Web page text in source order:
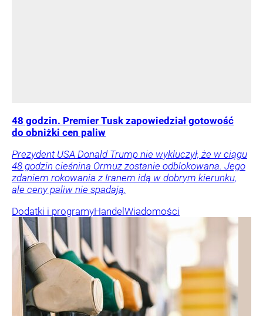
48 godzin. Premier Tusk zapowiedział gotowość
do obniżki cen paliw
Prezydent USA Donald Trump nie wykluczył, że w ciągu
48 godzin cieśnina Ormuz zostanie odblokowana. Jego
zdaniem rokowania z Iranem idą w dobrym kierunku,
ale ceny paliw nie spadają.
Dodatki i programyHandelWiadomości